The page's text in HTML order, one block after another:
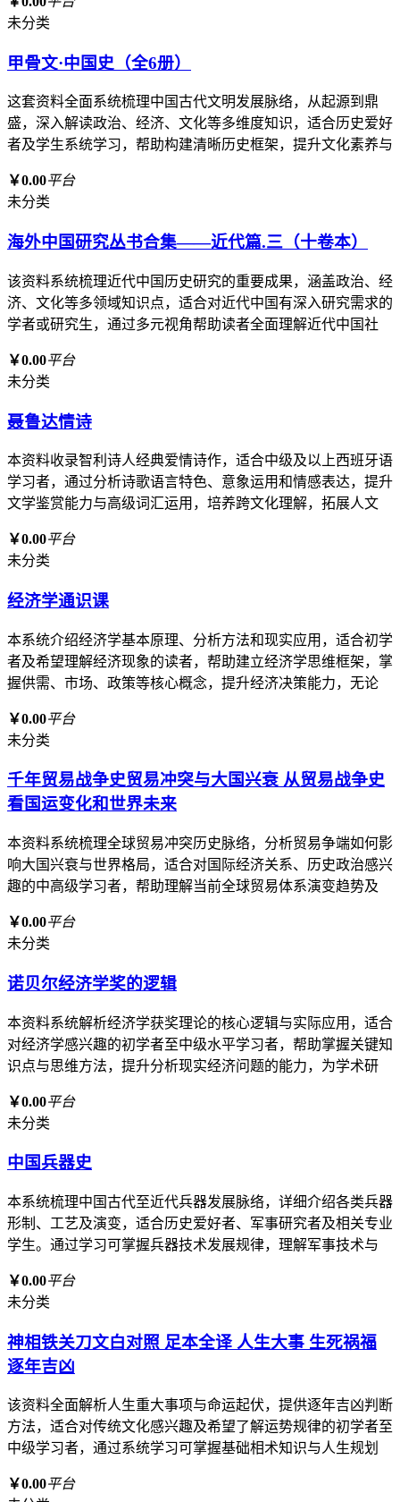
未分类
甲骨文·中国史（全6册）
这套资料全面系统梳理中国古代文明发展脉络，从起源到鼎
盛，深入解读政治、经济、文化等多维度知识，适合历史爱好
者及学生系统学习，帮助构建清晰历史框架，提升文化素养与
￥0.00平台
未分类
海外中国研究丛书合集——近代篇.三（十卷本）
该资料系统梳理近代中国历史研究的重要成果，涵盖政治、经
济、文化等多领域知识点，适合对近代中国有深入研究需求的
学者或研究生，通过多元视角帮助读者全面理解近代中国社
￥0.00平台
未分类
聂鲁达情诗
本资料收录智利诗人经典爱情诗作，适合中级及以上西班牙语
学习者，通过分析诗歌语言特色、意象运用和情感表达，提升
文学鉴赏能力与高级词汇运用，培养跨文化理解，拓展人文
￥0.00平台
未分类
经济学通识课
本系统介绍经济学基本原理、分析方法和现实应用，适合初学
者及希望理解经济现象的读者，帮助建立经济学思维框架，掌
握供需、市场、政策等核心概念，提升经济决策能力，无论
￥0.00平台
未分类
千年贸易战争史贸易冲突与大国兴衰 从贸易战争史
看国运变化和世界未来
本资料系统梳理全球贸易冲突历史脉络，分析贸易争端如何影
响大国兴衰与世界格局，适合对国际经济关系、历史政治感兴
趣的中高级学习者，帮助理解当前全球贸易体系演变趋势及
￥0.00平台
未分类
诺贝尔经济学奖的逻辑
本资料系统解析经济学获奖理论的核心逻辑与实际应用，适合
对经济学感兴趣的初学者至中级水平学习者，帮助掌握关键知
识点与思维方法，提升分析现实经济问题的能力，为学术研
￥0.00平台
未分类
中国兵器史
本系统梳理中国古代至近代兵器发展脉络，详细介绍各类兵器
形制、工艺及演变，适合历史爱好者、军事研究者及相关专业
学生。通过学习可掌握兵器技术发展规律，理解军事技术与
￥0.00平台
未分类
神相铁关刀文白对照 足本全译 人生大事 生死祸福
逐年吉凶
该资料全面解析人生重大事项与命运起伏，提供逐年吉凶判断
方法，适合对传统文化感兴趣及希望了解运势规律的初学者至
中级学习者，通过系统学习可掌握基础相术知识与人生规划
￥0.00平台